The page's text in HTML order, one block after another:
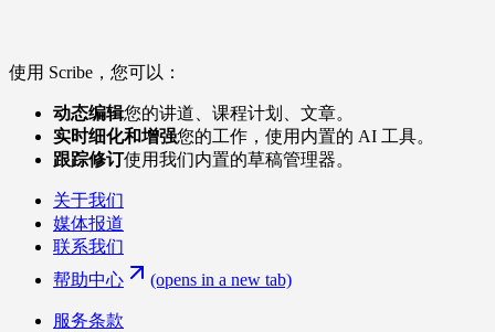
使用 Scribe，您可以：
动态编辑您的讲道、课程计划、文章。
实时细化和增强您的工作，使用内置的 AI 工具。
跟踪修订使用我们内置的草稿管理器。
关于我们
媒体报道
联系我们
帮助中心
(opens in a new tab)
服务条款